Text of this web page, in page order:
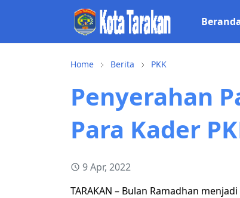
Home Berita PKK
Penyerahan
Para Kader
9 Apr, 2022
TARAKAN – Bulan Ramadhan